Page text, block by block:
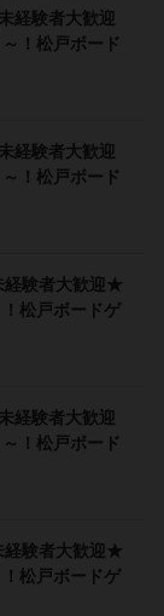
経験者大歓迎
！松戸ボード
経験者大歓迎
！松戸ボード
験者大歓迎★
松戸ボードゲ
経験者大歓迎
！松戸ボード
験者大歓迎★
松戸ボードゲ